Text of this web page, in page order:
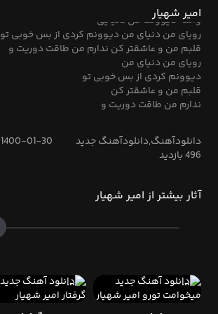
امیر شهیار
حاله من خوبه وقتی اینجایی
واسه دیوونت کل دنیایی
رویای من دنیای من دیوونم کردی از بس خوبی تو
قلبم من و عاشقتر کن ندارم من طاقت دوریت و
رویای من دنیای من
دیوونم کردی از بس خوبی تو
قلبم من و عاشقتر کن
ندارم من طاقت دوریت و
دانلودآهنگ,دانلودآهنگ جدید
1400-01-30
496 بازدید
آثار بیشتر از امیر شهیار